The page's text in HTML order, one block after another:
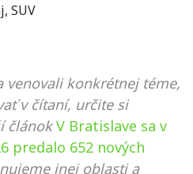
, SUV
venovali konkrétnej téme,
v čítaní, určite si
článok V Bratislave sa v
predalo 652 nových
inej oblasti a